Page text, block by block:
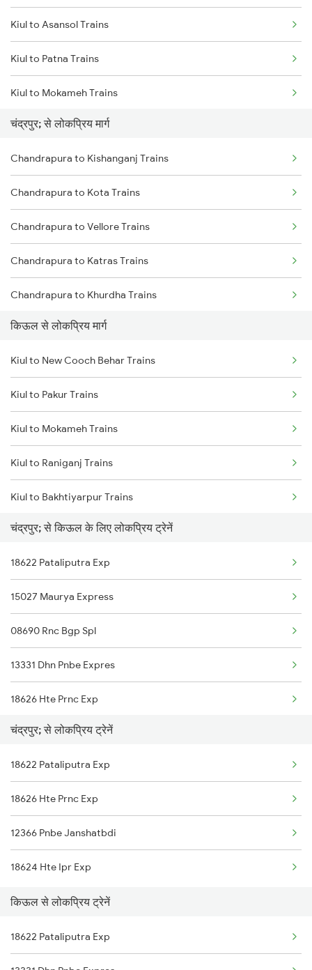
Chandrapura to Patna Trains
Chandrapura to Dehri On Sone Trains
Chandrapura to Kanpur Trains
Chandrapura to Durgapur Trains
Kiul to Asansol Trains
Kiul to Patna Trains
Kiul to Mokameh Trains
Kiul to Chittaranjan Trains
Kiul to Bakhtiyarpur Trains
Kiul to Brahiya Trains
Kiul to Lakhisarai Trains
Kiul to Jamui Trains
चंद्रपुर; से लोकप्रिय मार्ग
Chandrapura to Kishanganj Trains
Chandrapura to Kota Trains
Chandrapura to Vellore Trains
Chandrapura to Katras Trains
Chandrapura to Khurdha Trains
Chandrapura to Kamakhya Trains
Chandrapura to Chennai Trains
Chandrapura to Madhubani Trains
Chandrapura to Muzaffarpur Trains
Chandrapura to Malda Trains
Chandrapura to New Delhi Trains
Chandrapura to Nalhati Trains
Chandrapura to Palakkad Trains
Chandrapura to Pakur Trains
किऊल से लोकप्रिय मार्ग
Kiul to New Cooch Behar Trains
Kiul to Pakur Trains
Kiul to Mokameh Trains
Kiul to Raniganj Trains
Kiul to Bakhtiyarpur Trains
Kiul to Jhajha Trains
Kiul to Dimapur Trains
Kiul to Bhojudih Trains
Kiul to Bhadrak Trains
Kiul to Mankatha Trains
Kiul to Bongaigaon Trains
Kiul to Panagarh Trains
चंद्रपुर; से किऊल के लिए लोकप्रिय ट्रेनें
18622 Pataliputra Exp
15027 Maurya Express
08690 Rnc Bgp Spl
13331 Dhn Pnbe Expres
18626 Hte Prnc Exp
चंद्रपुर; से लोकप्रिय ट्रेनें
18622 Pataliputra Exp
18626 Hte Prnc Exp
12366 Pnbe Janshatbdi
18624 Hte Ipr Exp
किऊल से लोकप्रिय ट्रेनें
18622 Pataliputra Exp